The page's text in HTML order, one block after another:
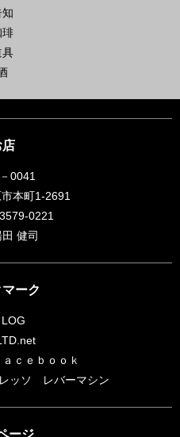
琲
具
0041
本町1-2691
0221
健司
ーク
LOG
ｃｅｂｏｏｋ
ッソ レバーマシン